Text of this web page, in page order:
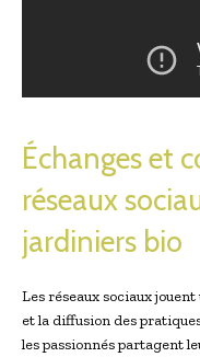
Échanges et
réseaux
jardiniers bio
Les réseaux sociaux
et la diffusion des
les passionnés partagent